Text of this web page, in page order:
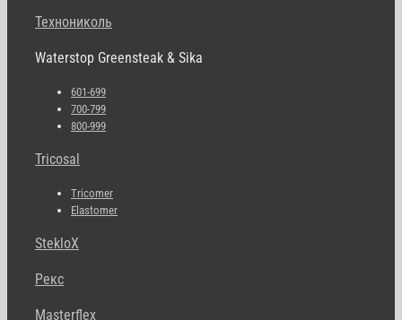
Технониколь
Waterstop Greensteak & Sika
601-699
700-799
800-999
Tricosal
Tricomer
Elastomer
StekloX
Рекс
Masterflex